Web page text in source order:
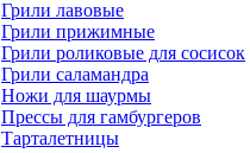
Грили лавовые
Грили прижимные
Грили роликовые для сосисок
Грили саламандра
Ножи для шаурмы
Прессы для гамбургеров
Тарталетницы